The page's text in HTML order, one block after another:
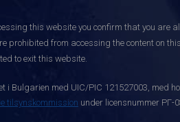
this website you confirm that you are
prohibited from accessing the content on
to exit this website.
Bulgarien med UIC/PIC 121527003, med
tilsynskommission under licensnummer РГ-